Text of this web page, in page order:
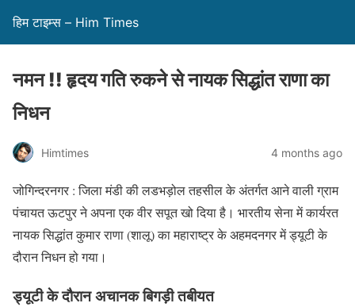
हिम टाइम्स – Him Times
नमन !! हृदय गति रुकने से नायक सिद्धांत राणा का
निधन
Himtimes 4 months ago
जोगिन्दरनगर : जिला मंडी की लडभड़ोल तहसील के अंतर्गत आने वाली ग्राम
पंचायत ऊटपुर ने अपना एक वीर सपूत खो दिया है। भारतीय सेना में कार्यरत
नायक सिद्धांत कुमार राणा (शालू) का महाराष्ट्र के अहमदनगर में ड्यूटी के
दौरान निधन हो गया।
ड्यूटी के दौरान अचानक बिगड़ी तबीयत